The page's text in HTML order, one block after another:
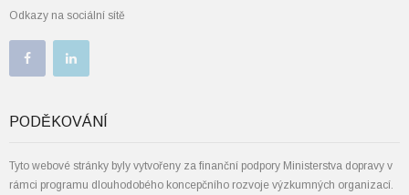
Odkazy na sociální sítě
PODĚKOVÁNÍ
Tyto webové stránky byly vytvořeny za finanční podpory Ministerstva dopravy v
rámci programu dlouhodobého koncepčního rozvoje výzkumných organizací.